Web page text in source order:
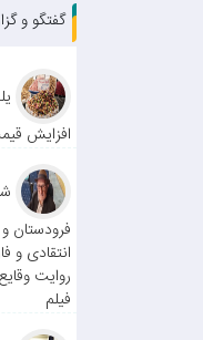
گفتگو و
افزایش
فرودستان
انتقادی و
فیلم